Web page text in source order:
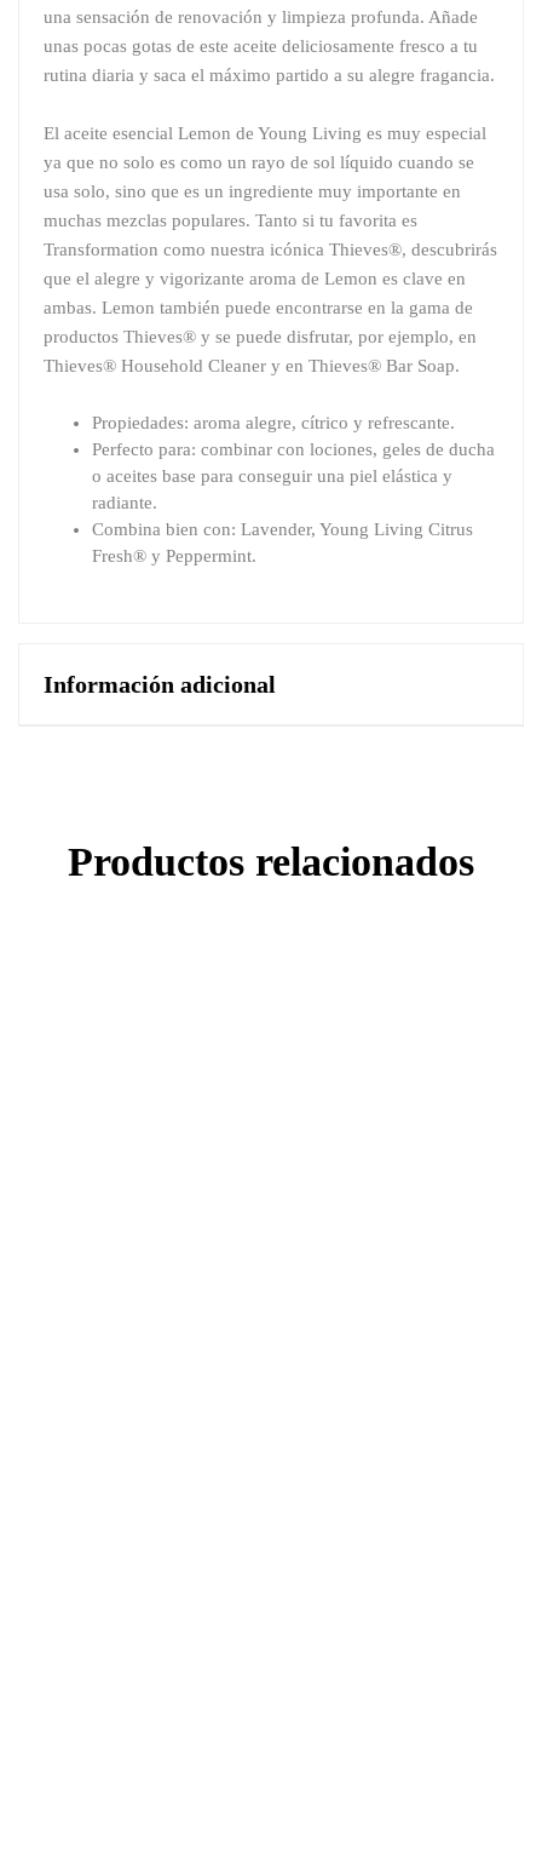
una sensación de renovación y limpieza profunda. Añade
unas pocas gotas de este aceite deliciosamente fresco a tu
rutina diaria y saca el máximo partido a su alegre fragancia.
El aceite esencial Lemon de Young Living es muy especial
ya que no solo es como un rayo de sol líquido cuando se
usa solo, sino que es un ingrediente muy importante en
muchas mezclas populares. Tanto si tu favorita es
Transformation como nuestra icónica Thieves®, descubrirás
que el alegre y vigorizante aroma de Lemon es clave en
ambas. Lemon también puede encontrarse en la gama de
productos Thieves® y se puede disfrutar, por ejemplo, en
Thieves® Household Cleaner y en Thieves® Bar Soap.
Propiedades: aroma alegre, cítrico y refrescante.
Perfecto para: combinar con lociones, geles de ducha
o aceites base para conseguir una piel elástica y
radiante.
Combina bien con: Lavender, Young Living Citrus
Fresh® y Peppermint.
Información adicional
Productos relacionados